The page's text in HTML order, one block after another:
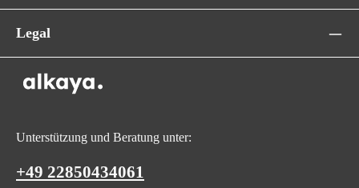
Legal
Unterstützung und Beratung unter:
+49 22850434061